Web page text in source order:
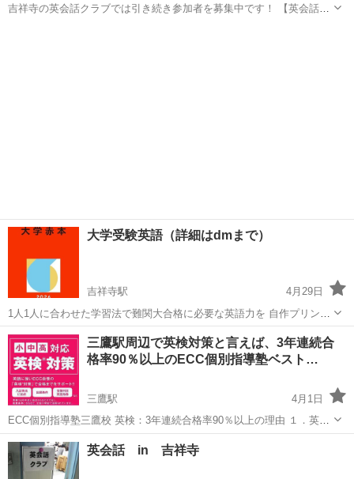
吉祥寺の英会話クラブでは引き続き参加者を募集中です！ 【英会話ク
大学受験英語（詳細はdmまで）
吉祥寺駅
4月29日
1人1人に合わせた学習法で難関大合格に必要な英語力を 自作プリント
を用いて養います！
東京 武蔵野市 吉祥寺駅 英語/基礎英語
三鷹駅周辺で英検対策と言えば、3年連続合
格率90％以上のECC個別指導塾ベスト…
三鷹駅
4月1日
ECC個別指導塾三鷹校 英検：3年連続合格率90％以上の理由 １．英検
を知り尽くした英検専門講師が個別指導 10名以上が英検準1級取得
済。英検の配転、出題傾向を熟知した上で個別指導。 英検のプロ講師
も在籍。二次試...
東京 武蔵野市 三鷹駅 英検
英会話 in 吉祥寺